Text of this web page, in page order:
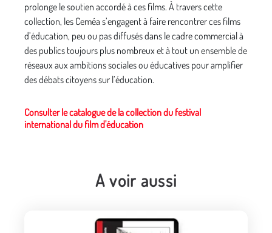
prolonge le soutien accordé à ces films. À travers cette
collection, les Ceméa s’engagent à faire rencontrer ces films
d’éducation, peu ou pas diffusés dans le cadre commercial à
des publics toujours plus nombreux et à tout un ensemble de
réseaux aux ambitions sociales ou éducatives pour amplifier
des débats citoyens sur l’éducation.
Consulter le catalogue de la collection du festival
international du film d'éducation
A voir aussi